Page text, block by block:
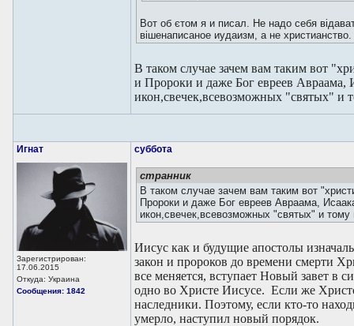
Вот об єтом я и писал. Не надо себя
вішенаписаное иудаизм, а не христианство.
В таком случае зачем вам таким вот
и Пророки и даже Бог евреев Авраама,
икон,свечек,всевозможных "святых"
Игнат
Зарегистрирован:
17.06.2015
Откуда: Украина
Сообщения: 1842
суббота
странник
В таком случае зачем вам таким вот
Пророки и даже Бог евреев Авраама,
икон,свечек,всевозможных "святых" и
Иисус как и будущие апостолы
закон и пророков до времени смерти
все меняется, вступает Новый завет в
одно во Христе Иисусе. Если же
наследники. Поэтому, если кто-то
умерло, наступил новый порядок.